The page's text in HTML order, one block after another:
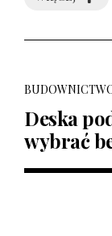
Deska
wybrać